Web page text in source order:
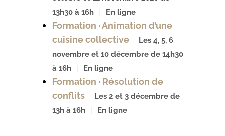
13h30 à 16h
En ligne
Formation · Animation d’une
cuisine collective
Les 4, 5, 6
novembre et 10 décembre de 14h30
à 16h
En ligne
Formation · Résolution de
conflits
Les 2 et 3 décembre de
13h à 16h
En ligne